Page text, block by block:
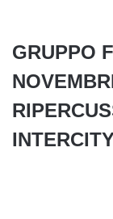
GRUPPO